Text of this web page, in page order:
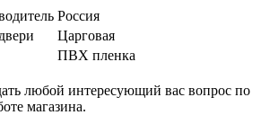
Россия
Царговая
ПВХ пленка
любой интересующий вас вопрос по
магазина.